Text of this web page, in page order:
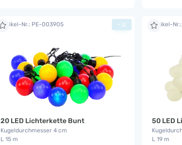
Artikel-Nr.: PE-003905
20 LED Lichterkette Bunt
Kugeldurchmesser 4 cm
L 15 m
+ Artikel-
50 LED
L 19 m